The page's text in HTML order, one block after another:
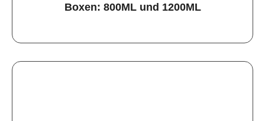
Boxen: 800ML und 1200ML